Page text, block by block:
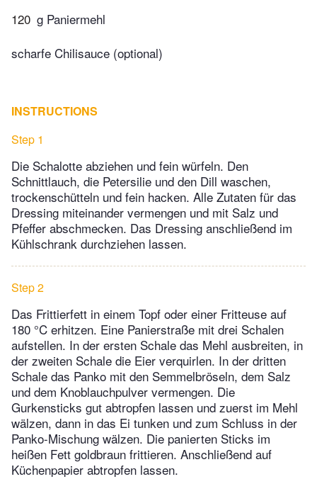
120 g Paniermehl
scharfe Chilisauce (optional)
INSTRUCTIONS
Step 1
Die Schalotte abziehen und fein würfeln. Den
Schnittlauch, die Petersilie und den Dill waschen,
trockenschütteln und fein hacken. Alle Zutaten für das
Dressing miteinander vermengen und mit Salz und
Pfeffer abschmecken. Das Dressing anschließend im
Kühlschrank durchziehen lassen.
Step 2
Das Frittierfett in einem Topf oder einer Fritteuse auf
180 °C erhitzen. Eine Panierstraße mit drei Schalen
aufstellen. In der ersten Schale das Mehl ausbreiten, in
der zweiten Schale die Eier verquirlen. In der dritten
Schale das Panko mit den Semmelbröseln, dem Salz
und dem Knoblauchpulver vermengen. Die
Gurkensticks gut abtropfen lassen und zuerst im Mehl
wälzen, dann in das Ei tunken und zum Schluss in der
Panko-Mischung wälzen. Die panierten Sticks im
heißen Fett goldbraun frittieren. Anschließend auf
Küchenpapier abtropfen lassen.